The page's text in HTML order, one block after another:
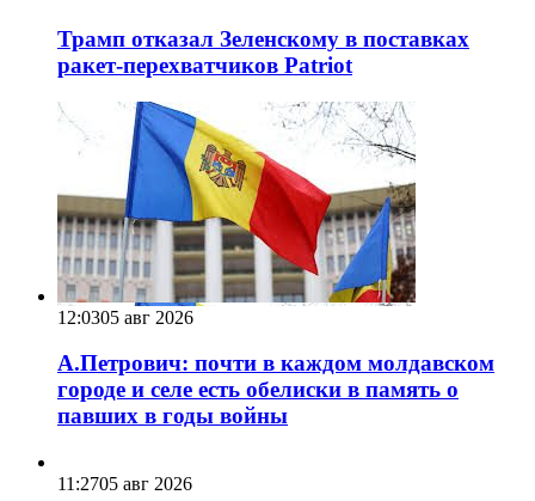
Трамп отказал Зеленскому в поставках
ракет-перехватчиков Patriot
12:0305 авг 2026
А.Петрович: почти в каждом молдавском
городе и селе есть обелиски в память о
павших в годы войны
11:2705 авг 2026